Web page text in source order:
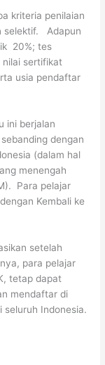
kriteria penilaian
selektif. Adapun
20%; tes
nilai sertifikat
usia pendaftar
ini berjalan
dengan
(dalam hal
menengah
Para pelajar
Kembali ke
setelah
para pelajar
tetap dapat
mendaftar di
seluruh Indonesia.